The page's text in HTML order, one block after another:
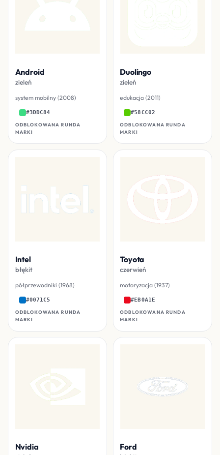
Android
zieleń
system mobilny (2008)
#3DDC84
ODBLOKOWANA RUNDA
MARKI
Duolingo
zieleń
edukacja (2011)
#58CC02
ODBLOKOWANA RUNDA
MARKI
Intel
błękit
półprzewodniki (1968)
#0071C5
ODBLOKOWANA RUNDA
MARKI
Toyota
czerwień
motoryzacja (1937)
#EB0A1E
ODBLOKOWANA RUNDA
MARKI
Nvidia Ford